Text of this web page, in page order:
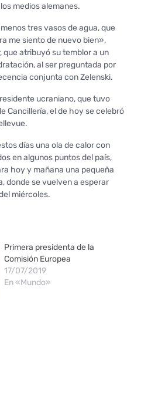
medios alemanes.
tres vasos de agua, que
me siento de nuevo bien»,
atribuyó su temblor a un
al ser preguntada por
conjunta con Zelenski.
ucraniano, que tuvo
Cancillería, el de hoy se celebró
días una ola de calor con
en algunos puntos del país,
hoy y mañana una pequeña
donde se vuelven a esperar
miércoles.
Primera presidenta de la
Comisión Europea
17/07/2019
En «Mundo»